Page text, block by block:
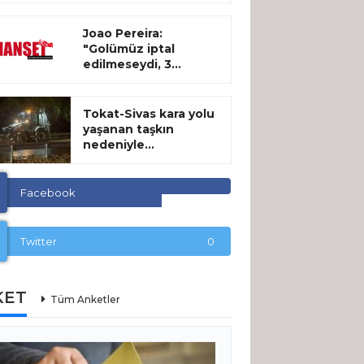
Joao Pereira:
"Golümüz iptal
edilmeseydi, 3...
Tokat-Sivas kara yolu
yaşanan taşkın
nedeniyle...
Facebook
Twitter 0
Tüm Anketler